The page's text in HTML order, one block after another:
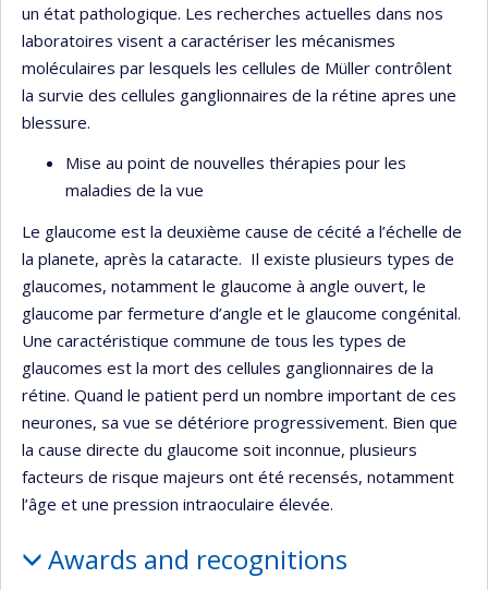
un état pathologique. Les recherches actuelles dans nos
laboratoires visent a caractériser les mécanismes
moléculaires par lesquels les cellules de Müller contrôlent
la survie des cellules ganglionnaires de la rétine apres une
blessure.
Mise au point de nouvelles thérapies pour les
maladies de la vue
Le glaucome est la deuxième cause de cécité a l’échelle de
la planete, après la cataracte. Il existe plusieurs types de
glaucomes, notamment le glaucome à angle ouvert, le
glaucome par fermeture d’angle et le glaucome congénital.
Une caractéristique commune de tous les types de
glaucomes est la mort des cellules ganglionnaires de la
rétine. Quand le patient perd un nombre important de ces
neurones, sa vue se détériore progressivement. Bien que
la cause directe du glaucome soit inconnue, plusieurs
facteurs de risque majeurs ont été recensés, notamment
l’âge et une pression intraoculaire élevée.
Awards and recognitions